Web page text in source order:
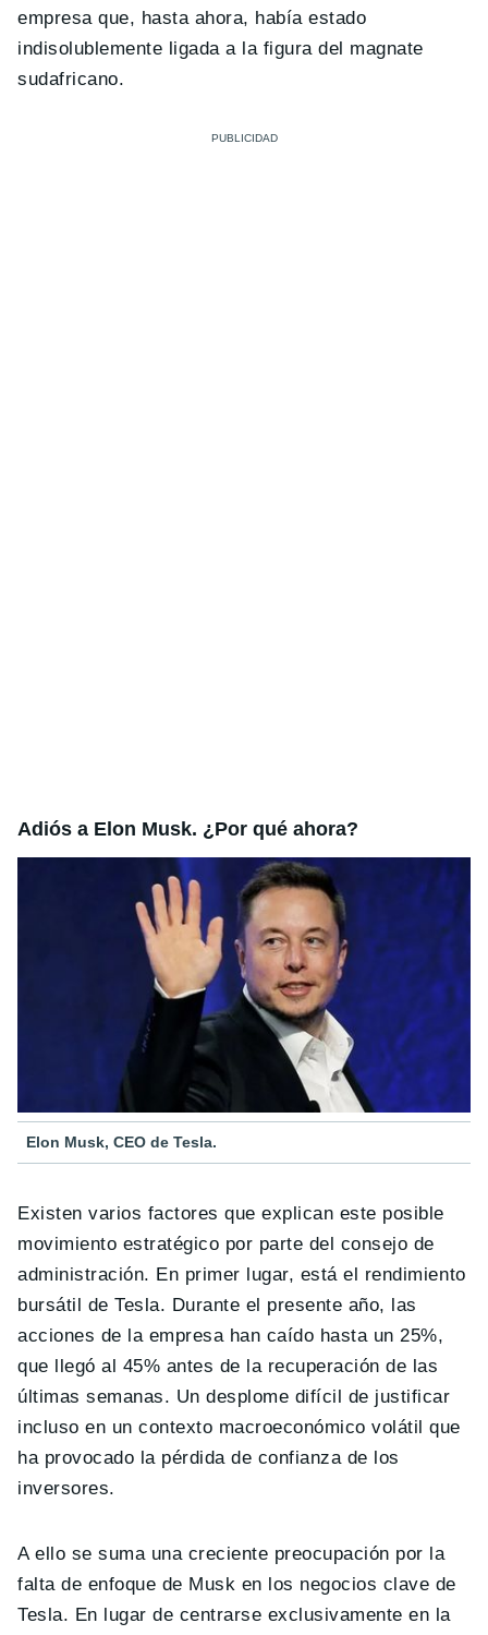
empresa que, hasta ahora, había estado
indisolublemente ligada a la figura del magnate
sudafricano.
Adiós a Elon Musk. ¿Por qué ahora?
Elon Musk, CEO de Tesla.
Existen varios factores que explican este posible
movimiento estratégico por parte del consejo de
administración. En primer lugar, está el rendimiento
bursátil de Tesla. Durante el presente año, las
acciones de la empresa han caído hasta un 25%,
que llegó al 45% antes de la recuperación de las
últimas semanas. Un desplome difícil de justificar
incluso en un contexto macroeconómico volátil que
ha provocado la pérdida de confianza de los
inversores.
A ello se suma una creciente preocupación por la
falta de enfoque de Musk en los negocios clave de
Tesla. En lugar de centrarse exclusivamente en la